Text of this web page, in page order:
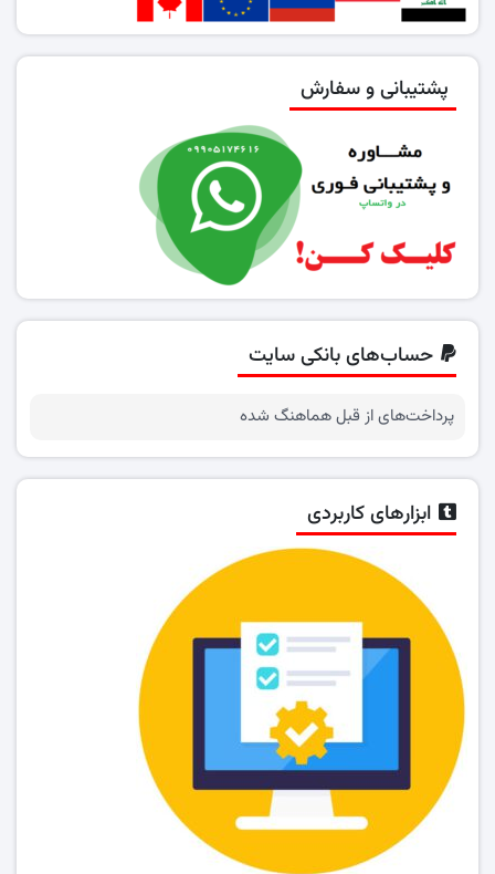
پشتیبانی و سفارش
حساب‌های بانکی سایت
پرداخت‌های از قبل هماهنگ شده
ابزارهای کاربردی